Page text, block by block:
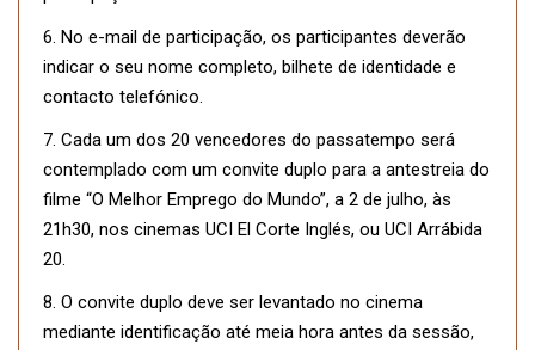
6. No e-mail de participação, os participantes deverão
indicar o seu nome completo, bilhete de identidade e
contacto telefónico.
7. Cada um dos 20 vencedores do passatempo será
contemplado com um convite duplo para a antestreia do
filme “O Melhor Emprego do Mundo”, a 2 de julho, às
21h30, nos cinemas UCI El Corte Inglés, ou UCI Arrábida
20.
8. O convite duplo deve ser levantado no cinema
mediante identificação até meia hora antes da sessão,